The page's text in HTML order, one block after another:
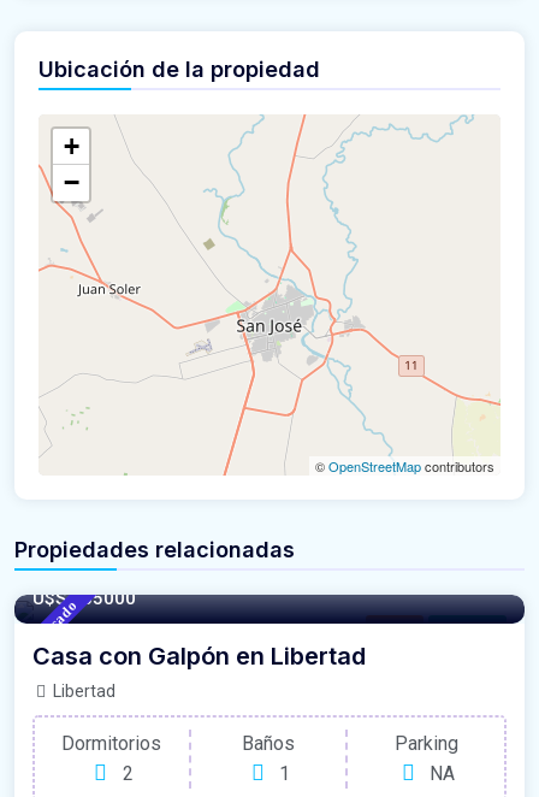
Ubicación de la propiedad
+
−
©OpenStreetMapcontributors
Propiedades relacionadas
Destacado Casas For Venta
120/m²- M2
U$S 105000
Casa con Galpón en Libertad
Libertad
Dormitorios
2
Baños
1
Parking
NA